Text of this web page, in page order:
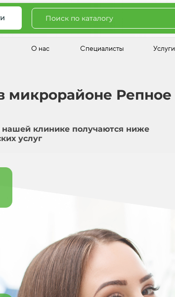
О нас Специалисты Услуги
микрорайоне Репное
клинике получаются ниже
услуг